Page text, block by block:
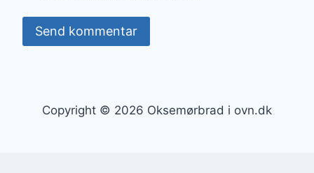
Copyright © 2026 Oksemørbrad i ovn.dk